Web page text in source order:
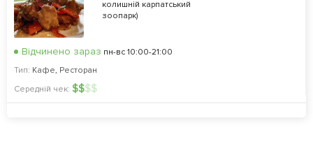
колишній карпатський
зоопарк)
Відчинено зараз пн-вс 10:00-21:00
Тип: Кафе, Ресторан
Середній чек: $$$$